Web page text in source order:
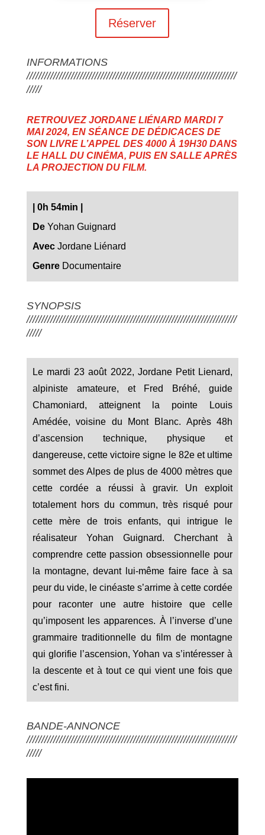
Réserver
INFORMATIONS
///////////////////////////////////////////////////////////////////////
/////
RETROUVEZ JORDANE LIÉNARD MARDI 7
MAI 2024, EN SÉANCE DE DÉDICACES DE
SON LIVRE L’APPEL DES 4000À 19H30 DANS
LE HALL DU CINÉMA, PUIS EN SALLE APRÈS
LA PROJECTION DU FILM.
0h 54min
DeYohan Guignard
AvecJordane Liénard
GenreDocumentaire
SYNOPSIS
///////////////////////////////////////////////////////////////////////
/////
Le mardi 23 août 2022, Jordane Petit Lienard,
alpiniste amateure, et Fred Bréhé, guide
Chamoniard, atteignent la pointe Louis
Amédée, voisine du Mont Blanc. Après 48h
d’ascension technique, physique et
dangereuse, cette victoire signe le 82e et ultime
sommet des Alpes de plus de 4000 mètres que
cette cordée a réussi à gravir. Un exploit
totalement hors du commun, très risqué pour
cette mère de trois enfants, qui intrigue le
réalisateur Yohan Guignard. Cherchant à
comprendre cette passion obsessionnelle pour
la montagne, devant lui-même faire face à sa
peur du vide, le cinéaste s’arrime à cette cordée
pour raconter une autre histoire que celle
qu’imposent les apparences. À l’inverse d’une
grammaire traditionnelle du film de montagne
qui glorifie l’ascension, Yohan va s’intéresser à
la descente et à tout ce qui vient une fois que
c’est fini.
BANDE-ANNONCE
///////////////////////////////////////////////////////////////////////
/////